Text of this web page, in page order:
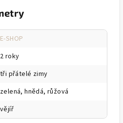
E-SHOP
2 roky
tři přátelé zimy
zelená, hnědá, růžová
vějíř